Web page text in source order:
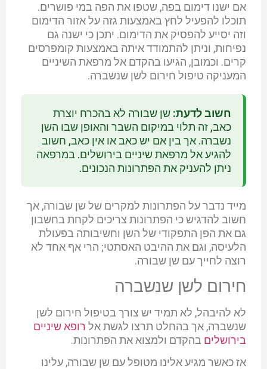
אם ישנו דימום בפה, שטפו את הפה במי פושרים.
תוכלו להפעיל לחץ באמצעות גזה על אזור הדימום
וזה יסייע להפסיק את הדימום. יתכן כי ישנה גם
נפיחות, וניתן להתמודד איתה באמצעות קומפרסים
קרים. וכמובן, הגיעו בהקדם אל מרפאת השיניים
המעניקה טיפול חירום לשן שנשברה.
חשוב לדעת: שן שבורה לא בהכרח יוצרת
כאב, זה תלוי במיקום השבר והאופן שבו השן
נשברה. אך בין אם יש כאב או אין כאב, חשוב
להגיע אל מרפאת שיניים בירושלים. במרפאה
ניתן להעניק את הפתרונות הנכונים.
מייד נדבר על הפתרונות למקרים של שן שבורה, אך
חשוב להדגיש כי הפתרונות צריכים לקחת בחשבון
גם את הפן התפקודי של השן וחשיבותה בפעולת
הלעיסה, וגם את ההיבט האסתטי; הרי אף אחד לא
רוצה לחייך עם שן שבורה.
חירום לשן שנשברה
לא להיבהל, לא תמיד יש צורך בטיפול חירום לשן
שנשברה, אך בהחלט תרצו לגשת אל רופא שיניים
בירושלים בהקדם ולמצוא את הפתרונות.
אז כאשר מגיע אלינו מטופל עם שן שבורה, עלינו